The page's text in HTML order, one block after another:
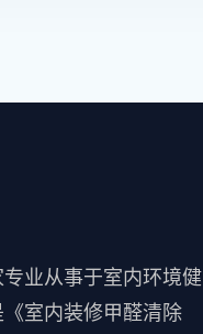
业从事于室内环境健
室内装修甲醛清除